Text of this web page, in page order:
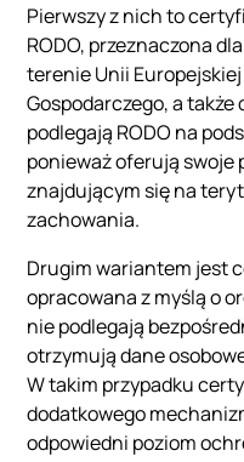
Pierwszy z nich to
RODO, przeznaczona
terenie Unii
Gospodarczego, a
podlegają RODO na
ponieważ oferują swoje
znajdującym się na
zachowania.
Drugim wariantem jest
opracowana z myślą o
nie podlegają
otrzymują dane
W takim przypadku
dodatkowego
odpowiedni poziom